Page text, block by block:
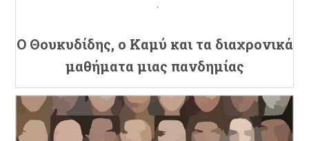
Ο Θουκυδίδης, ο Καμύ και τα διαχρονικά
μαθήματα μιας πανδημίας